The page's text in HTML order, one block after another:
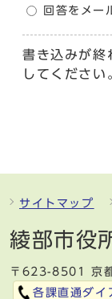
回答をメー
書き込みが終
してください
サイトマップ
綾部市役
〒623-8501 京
各課直通ダイ